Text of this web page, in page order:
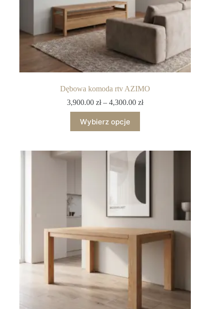
Dębowa komoda rtv AZIMO
3,900.00zł – 4,300.00zł
Wybierz opcje